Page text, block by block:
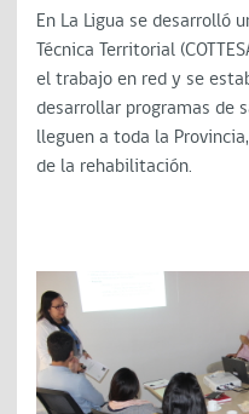
En La Ligua se desarrolló
Técnica Territorial
el trabajo en red y se
desarrollar programas de
lleguen a toda la
de la rehabilitación.